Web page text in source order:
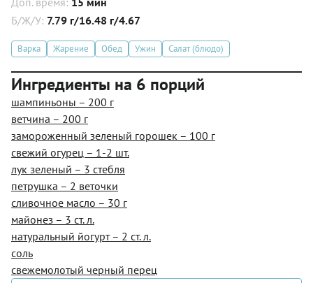
Б/Ж/У: 7.79 г/16.48 г/4.67
Варка Жарение Обед Ужин Салат (блюдо)
Ингредиенты на 6 порций
шампиньоны – 200 г
ветчина – 200 г
замороженный зеленый горошек – 100 г
свежий огурец – 1-2 шт.
лук зеленый – 3 стебля
петрушка – 2 веточки
сливочное масло – 30 г
майонез – 3 ст. л.
натуральный йогурт – 2 ст. л.
соль
свежемолотый черный перец